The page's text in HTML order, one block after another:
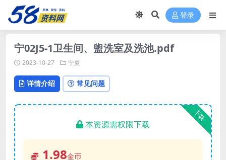
登录
宁02J5-1卫生间、盥洗室及洗池.pdf
2023-10-27 宁夏
详情介绍 常见问题
下载
本资源需权限下载
1.98金币